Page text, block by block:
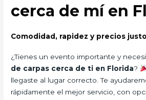
cerca de mí en
Comodidad, rapidez y precios
¿Tienes un evento importante y
de carpas cerca de ti en Florida?
llegaste al lugar correcto. Te
rápidamente el mejor servicio, con